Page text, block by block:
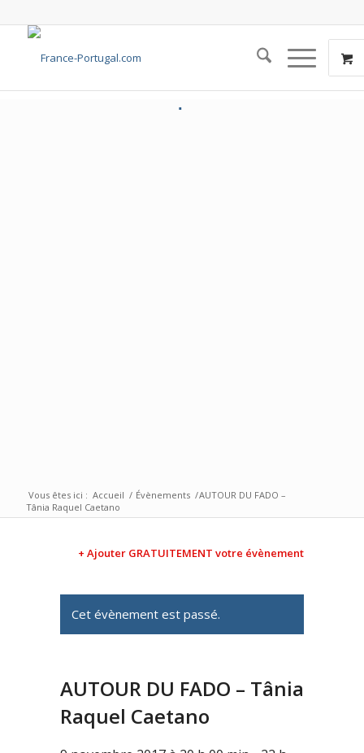
Vous êtes ici : Accueil / Évènements /AUTOUR DU FADO –
Tânia Raquel Caetano
+ Ajouter GRATUITEMENT votre évènement
Cet évènement est passé.
AUTOUR DU FADO – Tânia
Raquel Caetano